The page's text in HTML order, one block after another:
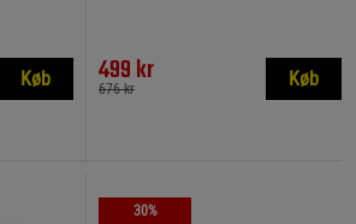
Køb 499 kr
676 kr Køb
30%